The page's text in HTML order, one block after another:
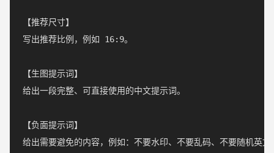
【推荐尺寸】
写出推荐比例，例如 16:9。
【生图提示词】
给出一段完整、可直接使用的中文提示词。
【负面提示词】
给出需要避免的内容，例如：不要水印、不要乱码、不要随机英